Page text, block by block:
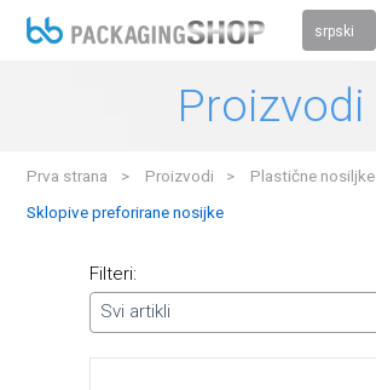
srpski
Proizvodi
Prva strana Proizvodi
Plastične nosiljke
Sklopive preforirane nosijke
Filteri:
Svi artikli